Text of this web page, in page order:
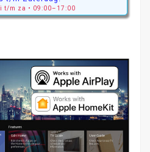
t/m za • 09:00–17:00